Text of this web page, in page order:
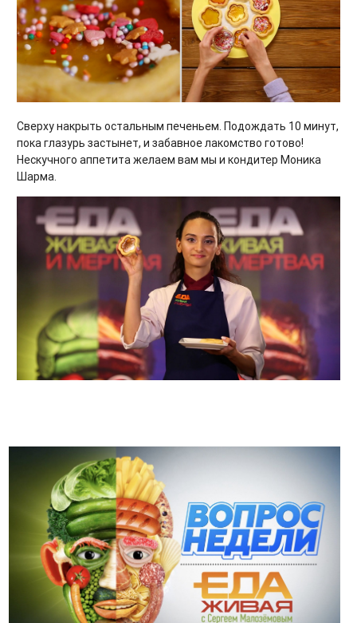
Сверху накрыть остальным печеньем. Подождать 10 минут,
пока глазурь застынет, и забавное лакомство готово!
Нескучного аппетита желаем вам мы и кондитер Моника
Шарма.